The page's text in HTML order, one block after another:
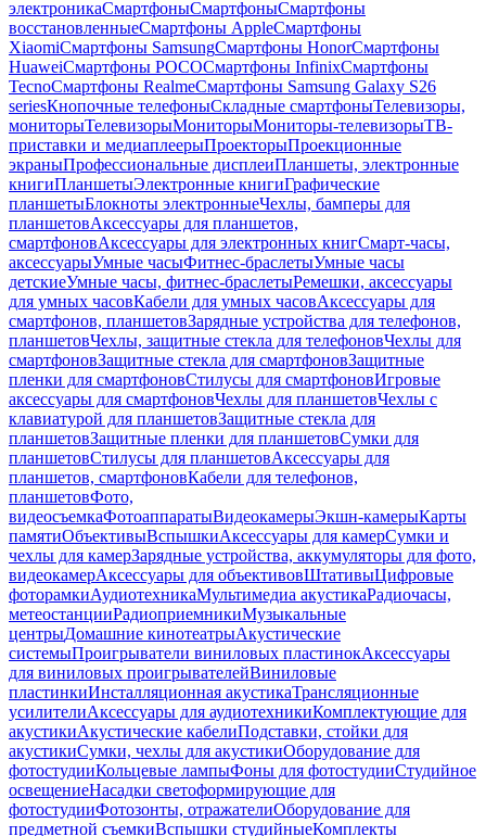
электроникаСмартфоныСмартфоныСмартфоны
восстановленныеСмартфоны AppleСмартфоны
XiaomiСмартфоны SamsungСмартфоны HonorСмартфоны
HuaweiСмартфоны POCOСмартфоны InfinixСмартфоны
TecnoСмартфоны RealmeСмартфоны Samsung Galaxy S26
seriesКнопочные телефоныСкладные смартфоныТелевизоры,
мониторыТелевизорыМониторыМониторы-телевизорыТВ-
приставки и медиаплеерыПроекторыПроекционные
экраныПрофессиональные дисплеиПланшеты, электронные
книгиПланшетыЭлектронные книгиГрафические
планшетыБлокноты электронныеЧехлы, бамперы для
планшетовАксессуары для планшетов,
смартфоновАксессуары для электронных книгСмарт-часы,
аксессуарыУмные часыФитнес-браслетыУмные часы
детскиеУмные часы, фитнес-браслетыРемешки, аксессуары
для умных часовКабели для умных часовАксессуары для
смартфонов, планшетовЗарядные устройства для телефонов,
планшетовЧехлы, защитные стекла для телефоновЧехлы для
смартфоновЗащитные стекла для смартфоновЗащитные
пленки для смартфоновСтилусы для смартфоновИгровые
аксессуары для смартфоновЧехлы для планшетовЧехлы с
клавиатурой для планшетовЗащитные стекла для
планшетовЗащитные пленки для планшетовСумки для
планшетовСтилусы для планшетовАксессуары для
планшетов, смартфоновКабели для телефонов,
планшетовФото,
видеосъемкаФотоаппаратыВидеокамерыЭкшн-камерыКарты
памятиОбъективыВспышкиАксессуары для камерСумки и
чехлы для камерЗарядные устройства, аккумуляторы для фото,
видеокамерАксессуары для объективовШтативыЦифровые
фоторамкиАудиотехникаМультимедиа акустикаРадиочасы,
метеостанцииРадиоприемникиМузыкальные
центрыДомашние кинотеатрыАкустические
системыПроигрыватели виниловых пластинокАксессуары
для виниловых проигрывателейВиниловые
пластинкиИнсталляционная акустикаТрансляционные
усилителиАксессуары для аудиотехникиКомплектующие для
акустикиАкустические кабелиПодставки, стойки для
акустикиСумки, чехлы для акустикиОборудование для
фотостудииКольцевые лампыФоны для фотостудииСтудийное
освещениеНасадки светоформирующие для
фотостудииФотозонты, отражателиОборудование для
предметной съемкиВспышки студийныеКомплекты